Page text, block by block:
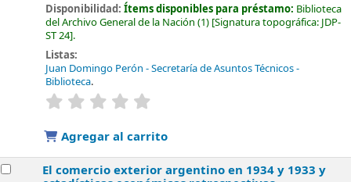
Disponibilidad:Ítems disponibles para préstamo: Biblioteca
del Archivo General de la Nación (1) Signatura topográfica: JDP-
ST 24 .
Listas:
Juan Domingo Perón - Secretaría de Asuntos Técnicos -
Biblioteca.
valoración
Agregar al carrito
El comercio exterior argentino en 1934 y 1933 y